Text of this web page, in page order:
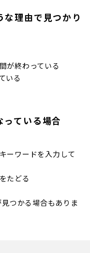
理由で見つかり
が終わっている
いる
っている場合
ーワードを入力して
たどる
つかる場合もありま